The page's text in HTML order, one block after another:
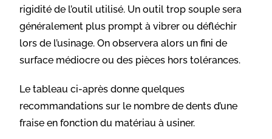
rigidité de l’outil utilisé. Un outil trop souple sera
généralement plus prompt à vibrer ou défléchir
lors de l’usinage. On observera alors un fini de
surface médiocre ou des pièces hors tolérances.
Le tableau ci-après donne quelques
recommandations sur le nombre de dents d’une
fraise en fonction du matériau à usiner.